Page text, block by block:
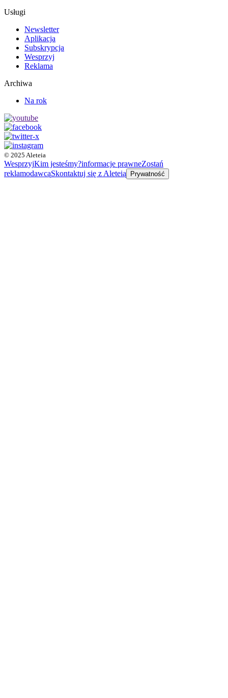
Usługi
Newsletter
Aplikacja
Subskrypcja
Wesprzyj
Reklama
Archiwa
Na rok
© 2025 Aleteia
WesprzyjKim jesteśmy?informacje prawneZostań
reklamodawcąSkontaktuj się z Aleteią Prywatność